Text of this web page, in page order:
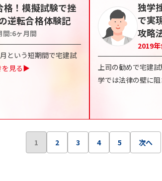
格！模擬試験で挫
逆転合格体験記
間:6ヶ月間
という短期間で宅建試
を見る▶
独学
で実
攻略
2019
上司の勧めで宅建
学では法律の壁に
1 2 3 4 5 次へ